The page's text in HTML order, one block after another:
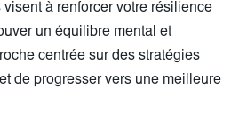
à renforcer votre résilience
un équilibre mental et
centrée sur des stratégies
de progresser vers une meilleure